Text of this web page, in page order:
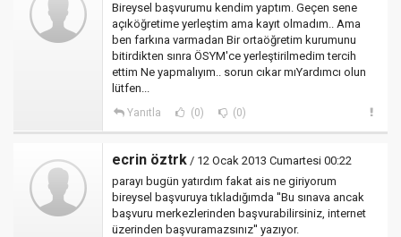
Bireysel başvurumu kendim yaptım. Geçen sene
açıköğretime yerleştim ama kayıt olmadım.. Ama
ben farkına varmadan Bir ortaöğretim kurumunu
bitirdikten sınra ÖSYM'ce yerleştirilmedim tercih
ettim Ne yapmalıyım.. sorun cıkar mıYardımcı olun
lütfen...
Yanıtla (0) (0)
ecrin öztrk / 12 Ocak 2013 Cumartesi 00:22
parayı bugün yatırdım fakat ais ne giriyorum
bireysel başvuruya tıkladığımda ''Bu sınava ancak
başvuru merkezlerinden başvurabilirsiniz, internet
üzerinden başvuramazsınız'' yazıyor.